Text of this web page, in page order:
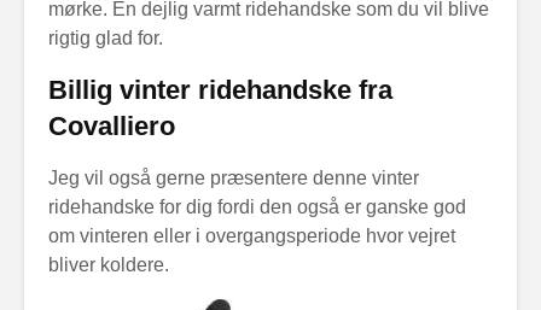
mørke. En dejlig varmt ridehandske som du vil blive
rigtig glad for.
Billig vinter ridehandske fra
Covalliero
Jeg vil også gerne præsentere denne vinter
ridehandske for dig fordi den også er ganske god
om vinteren eller i overgangsperiode hvor vejret
bliver koldere.